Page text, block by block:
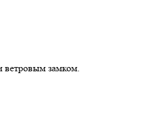
замком.